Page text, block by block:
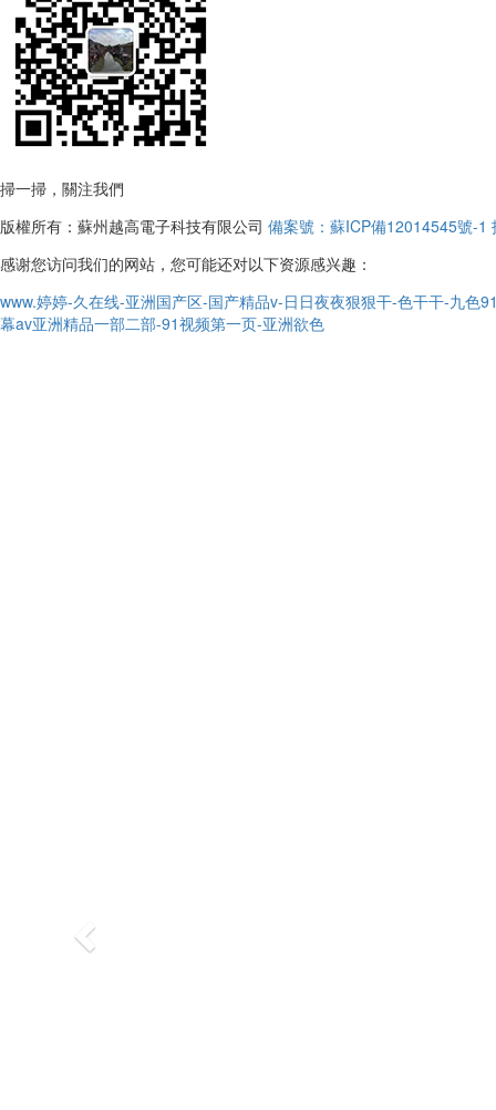
掃一掃，關注我們
版權所有：蘇州越高電子科技有限公司 備案號：蘇ICP備12014545號-1
感谢您访问我们的网站，您可能还对以下资源感兴趣：
www.婷婷-久在线-亚洲国产区-国产精品v-日日夜夜狠狠干-色干干-九
幕av亚洲精品一部二部-91视频第一页-亚洲欲色